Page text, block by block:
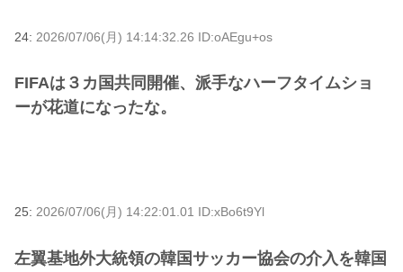
24: 2026/07/06(月) 14:14:32.26 ID:oAEgu+os
FIFAは３カ国共同開催、派手なハーフタイムショ
ーが花道になったな。
25: 2026/07/06(月) 14:22:01.01 ID:xBo6t9Yl
左翼基地外大統領の韓国サッカー協会の介入を韓国